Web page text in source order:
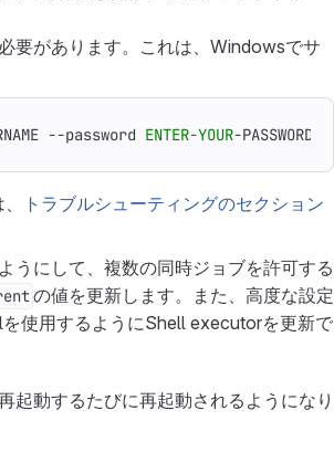
要があります。これは、Windowsでサ
--password ENTER-YOUR-PASSWORD
トラブルシューティングのセクション
うにして、複数の同時ジョブを許可する
の値を更新します。また、高度な設定
使用するようにShell executorを更新で
起動するたびに再起動されるようになり